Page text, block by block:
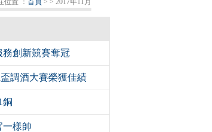
位置 ： 首頁 > > 2017年11月
創新競賽奪冠
調酒大賽榮獲佳績
銅
一樣帥